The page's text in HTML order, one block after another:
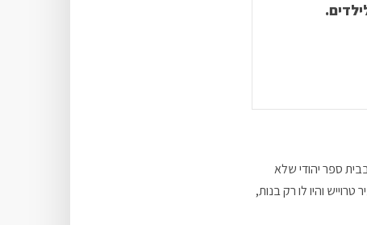
ספר יהודי שלא
והיו לו רק בנות,